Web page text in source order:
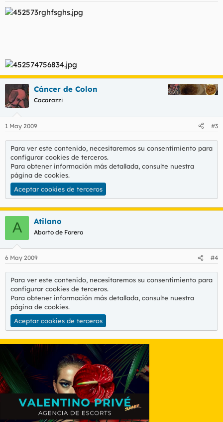
Cáncer de Colon
Cacarazzi
1 May 2009 #3
Para ver este contenido, necesitaremos su consentimiento para
configurar cookies de terceros.
Para obtener información más detallada, consulte nuestra
página de cookies.
Aceptar cookies de terceros
A Atilano
Aborto de Forero
6 May 2009 #4
Para ver este contenido, necesitaremos su consentimiento para
configurar cookies de terceros.
Para obtener información más detallada, consulte nuestra
página de cookies.
Aceptar cookies de terceros